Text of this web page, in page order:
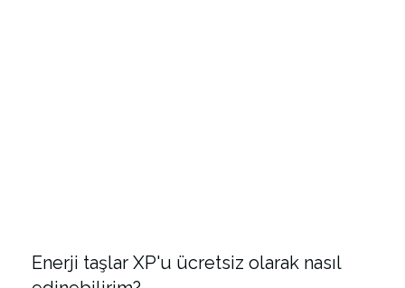
Enerji taşlar XP'u ücretsiz olarak nasıl